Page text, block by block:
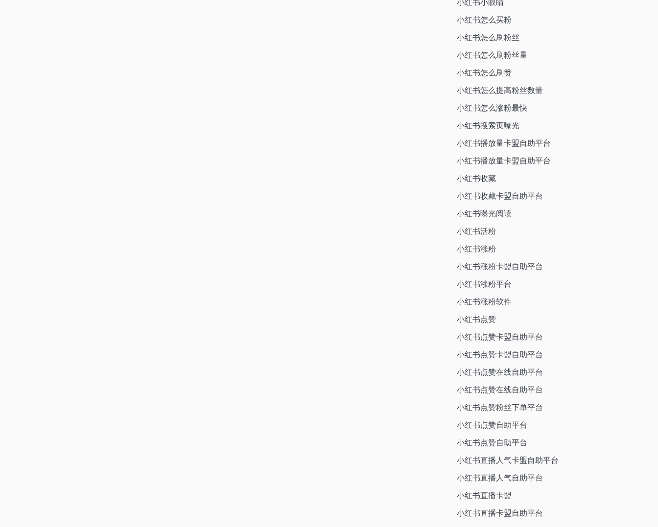
小红书怎么买粉
小红书怎么刷粉丝
小红书怎么刷粉丝量
小红书怎么刷赞
小红书怎么提高粉丝数量
小红书怎么涨粉最快
小红书搜索页曝光
小红书播放量卡盟自助平台
小红书播放量卡盟自助平台
小红书收藏
小红书收藏卡盟自助平台
小红书曝光阅读
小红书活粉
小红书涨粉
小红书涨粉卡盟自助平台
小红书涨粉平台
小红书涨粉软件
小红书点赞
小红书点赞卡盟自助平台
小红书点赞卡盟自助平台
小红书点赞在线自助平台
小红书点赞在线自助平台
小红书点赞粉丝下单平台
小红书点赞自助平台
小红书点赞自助平台
小红书直播人气卡盟自助平台
小红书直播人气自助平台
小红书直播卡盟
小红书直播卡盟自助平台